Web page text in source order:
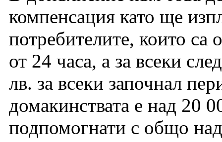
компенсация като ще
потребителите, които са
от 24 часа, а за всеки
лв. за всеки започнал
домакинствата е над 20
подпомогнати с общо